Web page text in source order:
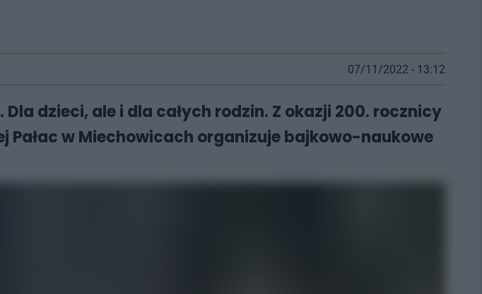
07/11/2022 - 13:12
Dla dzieci, ale i dla całych rodzin. Z okazji 200. rocznicy
w Miechowicach organizuje bajkowo-naukowe